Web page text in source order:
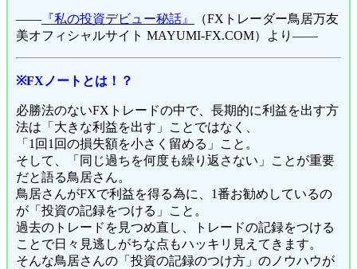
―― 『私の投資デビュー秘話』
（FXトレーダー鳥居万友
美オフィシャルサイト MAYUMI-FX.COM）より――
※FXノートとは！？
必勝法のないFXトレードの中で、長期的に利益を出す方
法は「大きな利益を出す」ことではなく、
「1回1回の損失額を小さく留める」こと。
そして、「同じ過ちを何度も繰り返さない」ことが重要
だと語る鳥居さん。
鳥居さんがFXで利益を得る為に、1番お勧めしているの
が「投資の記録をつける」こと。
過去のトレードを見つめ直し、トレードの記録をつける
ことで日々見逃しがちな点もハッキリ見えてきます。
そんな鳥居さんの「投資の記録のつけ方」のノウハウが